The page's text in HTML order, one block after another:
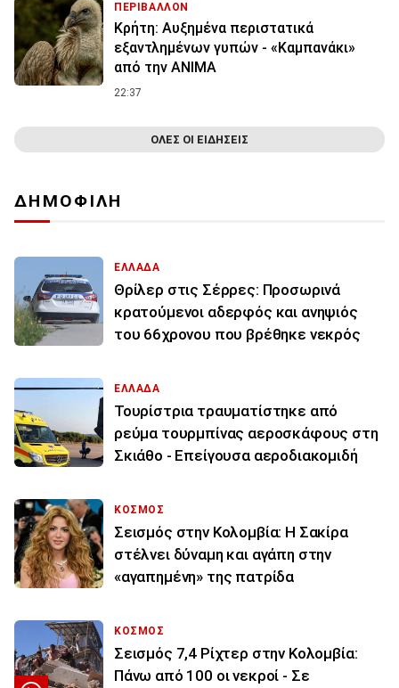
ΠΕΡΙΒΑΛΛΟΝ
Κρήτη: Αυξημένα περιστατικά
εξαντλημένων γυπών - «Καμπανάκι»
από την ANIMA
22:37
ΟΛΕΣ ΟΙ ΕΙΔΗΣΕΙΣ
ΔΗΜΟΦΙΛΗ
ΕΛΛΑΔΑ
Θρίλερ στις Σέρρες: Προσωρινά
κρατούμενοι αδερφός και ανηψιός
του 66χρονου που βρέθηκε νεκρός
ΕΛΛΑΔΑ
Τουρίστρια τραυματίστηκε από
ρεύμα τουρμπίνας αεροσκάφους στη
Σκιάθο - Επείγουσα αεροδιακομιδή
ΚΟΣΜΟΣ
Σεισμός στην Κολομβία: Η Σακίρα
στέλνει δύναμη και αγάπη στην
«αγαπημένη» της πατρίδα
ΚΟΣΜΟΣ
Σεισμός 7,4 Ρίχτερ στην Κολομβία:
Πάνω από 100 οι νεκροί - Σε